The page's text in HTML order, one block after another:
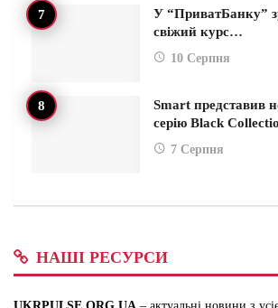
У “ПриватБанку”
свіжий курс…
10 Серпня
Smart представив
серію Black
7 Серпня
НАШІ РЕСУРСИ